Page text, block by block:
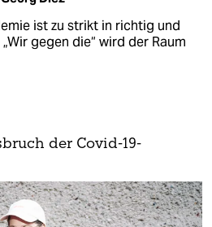
ist zu strikt in richtig und
gegen die“ wird der Raum
der Covid-19-